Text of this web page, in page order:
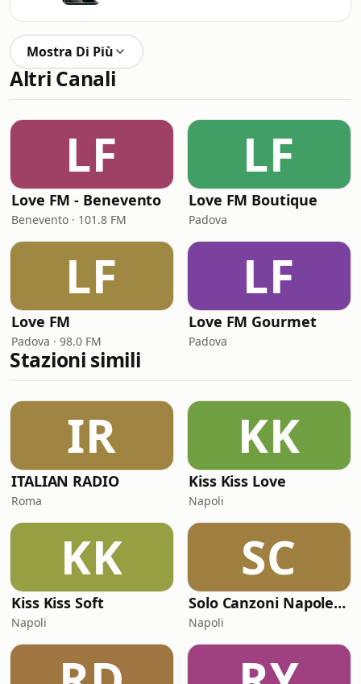
Mostra Di Più
Altri Canali
LF
Love FM - Benevento
Benevento · 101.8 FM
LF
Love FM Boutique
Padova
LF
Love FM
Padova · 98.0 FM
LF
Love FM Gourmet
Padova
Stazioni simili
IR
ITALIAN RADIO
Roma
KK
Kiss Kiss Love
Napoli
KK
Kiss Kiss Soft
Napoli
SC
Solo Canzoni Napoletane
Napoli